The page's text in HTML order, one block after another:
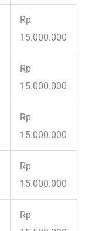
Rp
15.000.000
Rp
15.000.000
Rp
15.000.000
Rp
15.000.000
Rp